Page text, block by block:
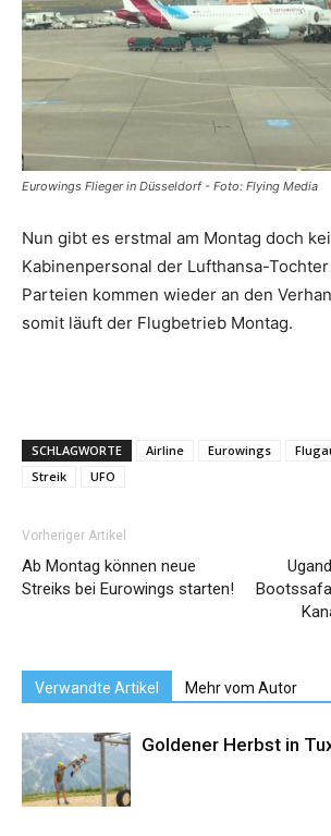
Eurowings Flieger in Düsseldorf - Foto: Flying Media
Nun gibt es erstmal am Montag doch
Kabinenpersonal der Lufthansa-
Parteien kommen wieder an den
somit läuft der Flugbetrieb Montag.
SCHLAGWORTE Airline Eurowings
Streik
UFO
Vorheriger Artikel
Ab Montag können neue
Streiks bei Eurowings starten!
Verwandte Artikel Mehr vom Autor
Goldener Herbst in